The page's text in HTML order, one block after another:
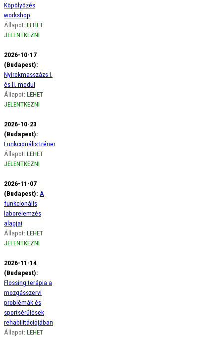
Köpölyözés
workshop
Állapot: LEHET
JELENTKEZNI
2026-10-17
(Budapest):
Nyirokmasszázs I.
és II. modul
Állapot: LEHET
JELENTKEZNI
2026-10-23
(Budapest):
Funkcionális tréner
Állapot: LEHET
JELENTKEZNI
2026-11-07
(Budapest): A
funkcionális
laborelemzés
alapjai
Állapot: LEHET
JELENTKEZNI
2026-11-14
(Budapest):
Flossing terápia a
mozgásszervi
problémák és
sportsérülések
rehabilitációjában
Állapot: LEHET